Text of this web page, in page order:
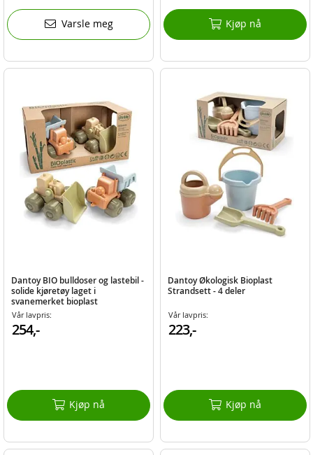
Varsle meg Kjøp nå
Dantoy BIO bulldoser og lastebil -
solide kjøretøy laget i
svanemerket bioplast
Vår lavpris:
254,-
Kjøp nå
Dantoy Økologisk Bioplast
Strandsett - 4 deler
Vår lavpris:
223,-
Kjøp nå